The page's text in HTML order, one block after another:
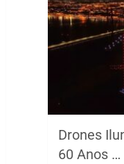
Drones
60 Anos …